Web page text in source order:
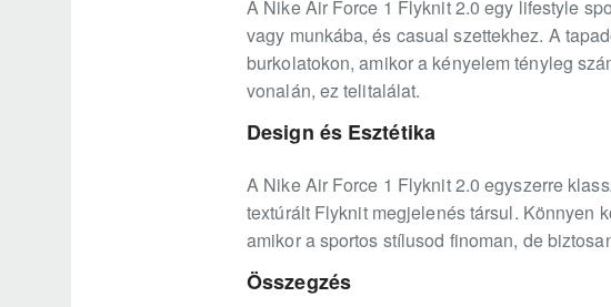
A Nike Air Force 1 Flyknit 2.0 egy lifestyle
vagy munkába, és casual szettekhez. A
burkolatokon, amikor a kényelem tényleg
vonalán, ez telitalálat.
Design és Esztétika
A Nike Air Force 1 Flyknit 2.0 egyszerre
textúrált Flyknit megjelenés társul. Könnyen
amikor a sportos stílusod finoman, de
Összegzés